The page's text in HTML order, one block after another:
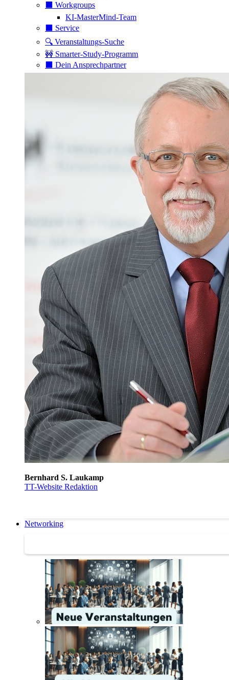
⬛️ Workgroups
KI-MasterMind-Team
⬛️ Service
🔍 Veranstaltungs-Suche
🚧 Smarter-Study-Programm
⬛️ Dein Ansprechpartner
Bernhard S. Laukamp
TT-Website Redaktion
Networking